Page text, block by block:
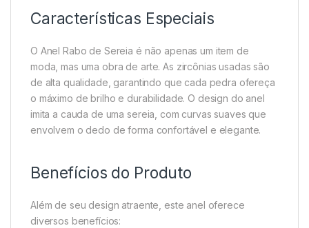
Características Especiais
O Anel Rabo de Sereia é não apenas um item de
moda, mas uma obra de arte. As zircônias usadas são
de alta qualidade, garantindo que cada pedra ofereça
o máximo de brilho e durabilidade. O design do anel
imita a cauda de uma sereia, com curvas suaves que
envolvem o dedo de forma confortável e elegante.
Benefícios do Produto
Além de seu design atraente, este anel oferece
diversos benefícios: